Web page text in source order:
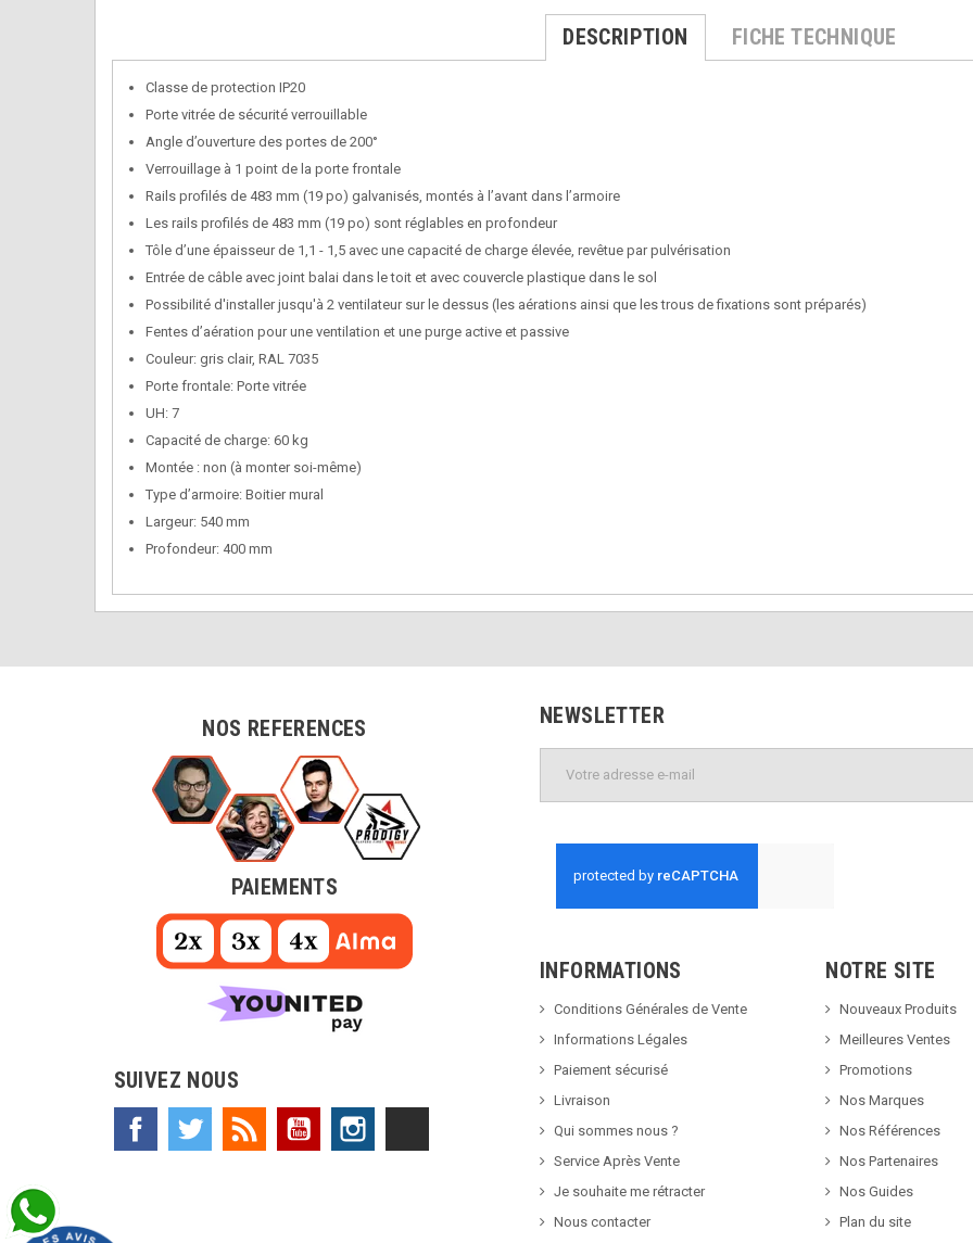
DESCRIPTION FICHE TECHNIQUE
Classe de protection IP20
Porte vitrée de sécurité verrouillable
Angle d’ouverture des portes de 200°
Verrouillage à 1 point de la porte frontale
Rails profilés de 483 mm (19 po) galvanisés, montés à l’avant dans l’armoire
Les rails profilés de 483 mm (19 po) sont réglables en profondeur
Tôle d’une épaisseur de 1,1 - 1,5 avec une capacité de charge élevée, revêtue par pulvérisation
Entrée de câble avec joint balai dans le toit et avec couvercle plastique dans le sol
Possibilité d'installer jusqu'à 2 ventilateur sur le dessus (les aérations ainsi que les trous de fixations sont préparés)
Fentes d’aération pour une ventilation et une purge active et passive
Couleur: gris clair, RAL 7035
Porte frontale: Porte vitrée
UH: 7
Capacité de charge: 60 kg
Montée : non (à monter soi-même)
Type d’armoire: Boitier mural
Largeur: 540 mm
Profondeur: 400 mm
NOS REFERENCES
PAIEMENTS
SUIVEZ NOUS
Facebook Twitter Rss YouTube
NEWSLETTER
INFORMATIONS
Conditions Générales de Vente
Informations Légales
Paiement sécurisé
Livraison
Qui sommes nous ?
Service Après Vente
Je souhaite me rétracter
Nous contacter
NOTRE SITE
Nouveaux Produits
Meilleures Ventes
Promotions
Nos Marques
Nos Références
Nos Partenaires
Nos Guides
Plan du site